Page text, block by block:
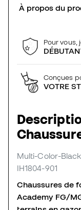
À propos du
Pour vous,
Conçues
VOTRE
Multi-Color-Black
IH1804-901
Chaussures de
Academy FG/